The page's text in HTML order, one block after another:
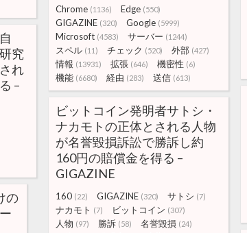
Chrome (1136) Edge (550)
GIGAZINE (320) Google (5999)
Microsoft (4583) サーバー (1244)
スペル (11) チェック (520) 外部 (427)
情報 (13931) 拡張 (646) 機密性 (6)
機能 (6680) 経由 (283) 送信 (613)
究
れ
–
ビットコイン発明者サトシ・
ナカモトの正体とされる人物
が名誉毀損訴訟で勝訴し約
160円の賠償金を得る –
GIGAZINE
160 (22) GIGAZINE (320) サトシ (7)
ナカモト (7) ビットコイン (307)
人物 (97) 勝訴 (58) 名誉毀損 (24)
の